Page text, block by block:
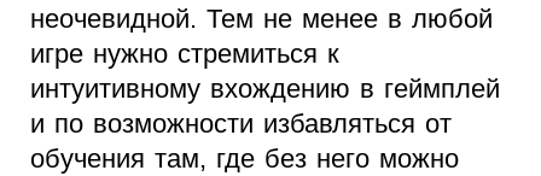
неочевидной. Тем не менее в любой
игре нужно стремиться к
интуитивному вхождению в геймплей
и по возможности избавляться от
обучения там, где без него можно